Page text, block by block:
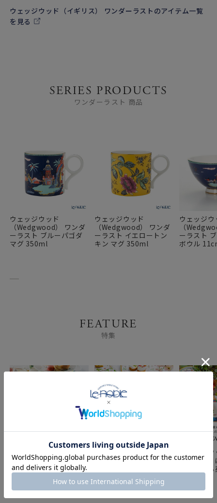
ウェッジウッド（イギリス） ワンダーラストのアイテム一覧
を見る
SERIES PRODUCTS
ワンダーラスト 商品
ウェッジウッド
（Wedgwood） ワンダ
ーラスト ブルーパゴダ
マグ 350ml
ウェッジウッド
（Wedgwood） ワンダ
ーラスト イエロートン
キン マグ 350ml
ウェッジウ
（
ーラスト
ボウル
FEATURE
特集
ブランド食器を使って、
おうちでたのしむアフタ
ヌーンティー ～お皿 ＆
シリーズ別から選ぶ「ウ
ェッジウッド」の美しい
ウェッジ
シリーズ別
品あふれ